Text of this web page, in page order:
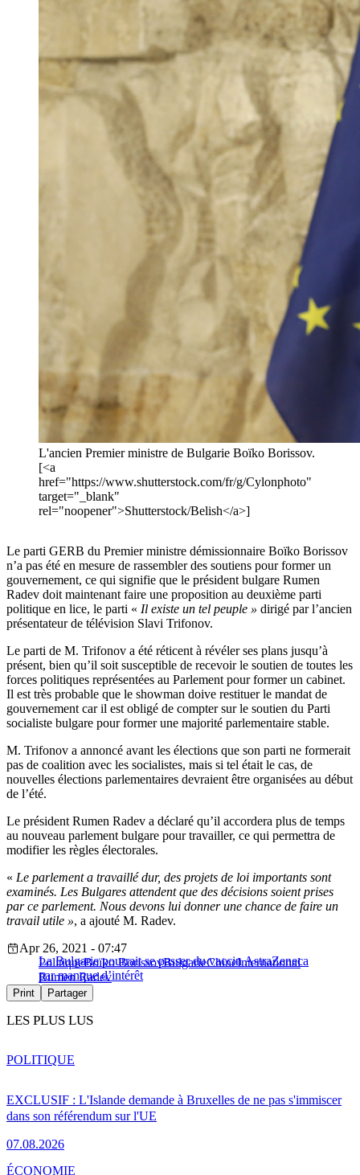
L'ancien Premier ministre de Bulgarie Boïko Borissov.
[<a
href="https://www.shutterstock.com/fr/g/Cylonphoto"
target="_blank"
rel="noopener">Shutterstock/Belish</a>]
Le parti GERB du Premier ministre démissionnaire Boïko Borissov
n’a pas été en mesure de rassembler des soutiens pour former un
gouvernement, ce qui signifie que le président bulgare Rumen
Radev doit maintenant faire une proposition au deuxième parti
politique en lice, le parti « Il existe un tel peuple » dirigé par l’ancien
présentateur de télévision Slavi Trifonov.
Le parti de M. Trifonov a été réticent à révéler ses plans jusqu’à
présent, bien qu’il soit susceptible de recevoir le soutien de toutes les
forces politiques représentées au Parlement pour former un cabinet.
Il est très probable que le showman doive restituer le mandat de
gouvernement car il est obligé de compter sur le soutien du Parti
socialiste bulgare pour former une majorité parlementaire stable.
M. Trifonov a annoncé avant les élections que son parti ne formerait
pas de coalition avec les socialistes, mais si tel était le cas, de
nouvelles élections parlementaires devraient être organisées au début
de l’été.
Le président Rumen Radev a déclaré qu’il accordera plus de temps
au nouveau parlement bulgare pour travailler, ce qui permettra de
modifier les règles électorales.
« Le parlement a travaillé dur, des projets de loi importants sont
examinés. Les Bulgares attendent que des décisions soient prises
par ce parlement. Nous devons lui donner une chance de faire un
travail utile », a ajouté M. Radev.
La Bulgarie pourrait se passer du vaccin AstraZeneca
par manque d’intérêt
Apr 26, 2021 - 07:47
PolitiqueBoïko BorissovBulgarieChineInternational
Rumen Radev
Print Partager
LES PLUS LUS
EXCLUSIF : L'Islande demande à Bruxelles de ne pas s'immiscer
dans son référendum sur l'UE
07.08.2026
POLITIQUE
ÉCONOMIE